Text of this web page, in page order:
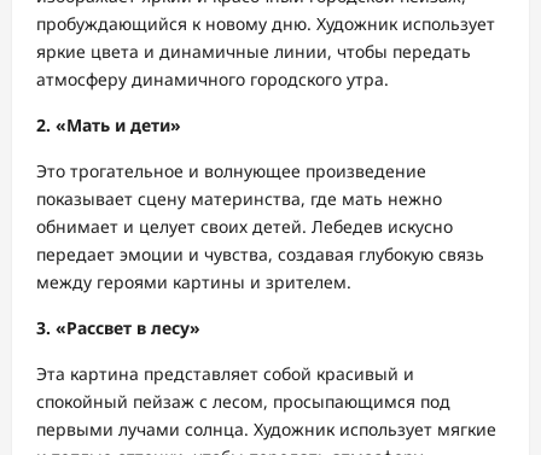
пробуждающийся к новому дню. Художник использует
яркие цвета и динамичные линии, чтобы передать
атмосферу динамичного городского утра.
2. «Мать и дети»
Это трогательное и волнующее произведение
показывает сцену материнства, где мать нежно
обнимает и целует своих детей. Лебедев искусно
передает эмоции и чувства, создавая глубокую связь
между героями картины и зрителем.
3. «Рассвет в лесу»
Эта картина представляет собой красивый и
спокойный пейзаж с лесом, просыпающимся под
первыми лучами солнца. Художник использует мягкие